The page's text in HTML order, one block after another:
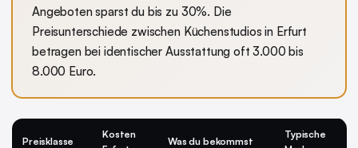
Angeboten sparst du bis zu 30%. Die
Preisunterschiede zwischen Küchenstudios in Erfurt
betragen bei identischer Ausstattung oft 3.000 bis
8.000 Euro.
Preisklasse
Kosten
Was du bekommst
Typische